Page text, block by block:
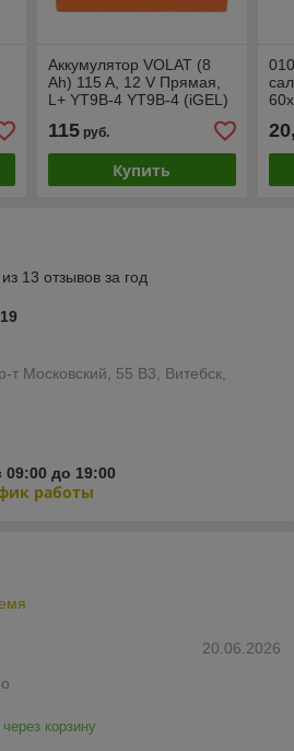
Аккумулятор VOLAT (8
Ah) 115 A, 12 V Прямая,
L+ YT9B-4 YT9B-4 (iGEL)
115руб.
Купить
13 отзывов за год
т Московский, 55 B3, Витебск,
09:00 до 19:00
работы
20.06.2026
корзину